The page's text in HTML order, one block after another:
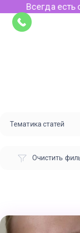
Всегда есть
Тематика статей
Очистить